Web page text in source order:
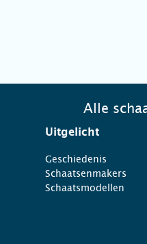
Alle
Uitgelicht
Geschiedenis
Schaatsenmakers
Schaatsmodellen